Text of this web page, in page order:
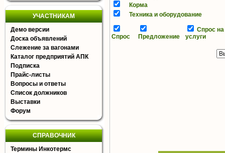
УЧАСТНИКАМ
Демо версии
Доска объявлений
Слежение за вагонами
Каталог предприятий АПК
Подписка
Прайс-листы
Вопросы и ответы
Список должников
Выставки
Форум
СПРАВОЧНИК
Термины Инкотермс
Корма
Техника и оборудование
Спрос Предложение
Спрос на
услуги